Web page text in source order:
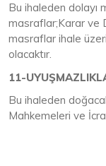
Bu ihaleden dolayı
masraflar;Karar ve
masraflar ihale
olacaktır.
11-
Bu ihaleden
Mahkemeleri ve